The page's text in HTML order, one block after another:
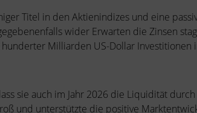
Titel in den Aktienindizes und eine
wider Erwarten die Zinsen
Milliarden US-Dollar Investitionen
sie auch im Jahr 2026 die Liquidität
und unterstützte die positive